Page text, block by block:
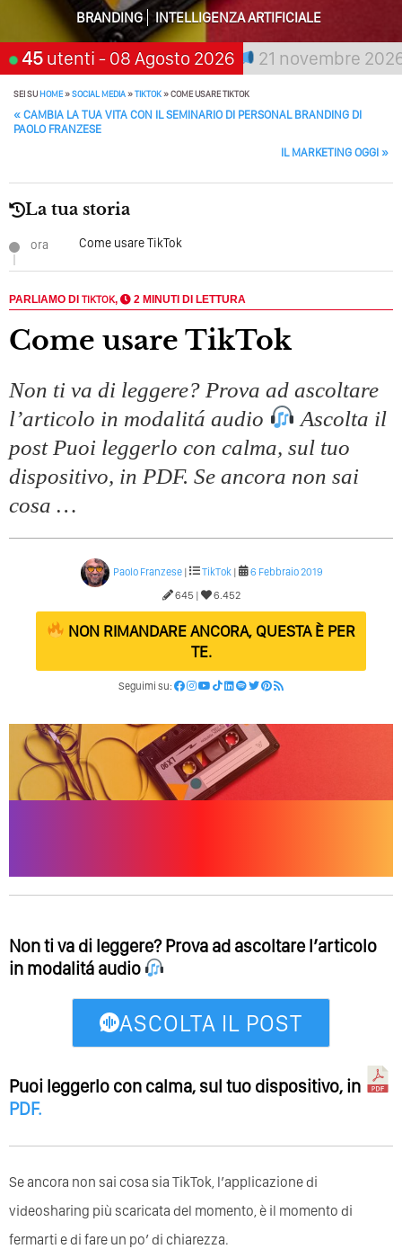
Tutto Peggiorerà
Quali Sono Gli Errori Della Comunicazione Politica? Il
Caso Delle Braccia Incrociate
Come Promuoversi Nel Wedding? Il Mio Intervento Per
L’Accademia Del Wedding
BRANDING
INTELLIGENZA ARTIFICIALE
45 utenti - 08 Agosto 2026
aspetta, scegli: 21 novembre 2026San
SEI SUHOME»SOCIAL MEDIA»TIKTOK»COME USARE TIKTOK
POST NAVIGATION
« CAMBIA LA TUA VITA CON IL SEMINARIO DI PERSONAL BRANDING DI
PAOLO FRANZESE
IL MARKETING OGGI »
La tua storia
ora Come usare TikTok
PARLIAMO DI TIKTOK, 2 MINUTI DI LETTURA
Come usare TikTok
Non ti va di leggere? Prova ad ascoltare
l’articolo in modalitá audio
Ascolta il
post Puoi leggerlo con calma, sul tuo
dispositivo, in PDF. Se ancora non sai
cosa …
Paolo Franzese | TikTok |
6 Febbraio 2019
645 |
6.452
NON RIMANDARE ANCORA, QUESTA È PER
TE.
Seguimi su:
Non ti va di leggere? Prova ad ascoltare l’articolo
in modalitá audio
ASCOLTA IL POST
Puoi leggerlo con calma, sul tuo dispositivo, in
PDF.
Se ancora non sai cosa sia TikTok, l’applicazione di
videosharing più scaricata del momento, è il momento di
fermarti e di fare un po’ di chiarezza.